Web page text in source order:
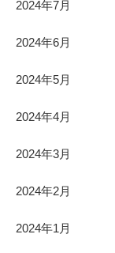
2024年7月
2024年6月
2024年5月
2024年4月
2024年3月
2024年2月
2024年1月